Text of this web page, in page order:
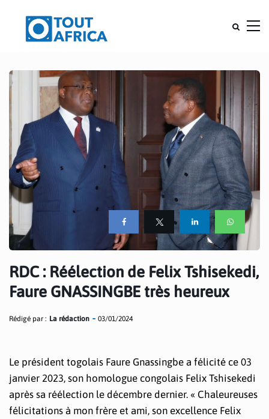
RDC : Réélection de Felix Tshisekedi,
Faure GNASSINGBE très heureux
Rédigé par : La rédaction 03/01/2024
Le président togolais Faure Gnassingbe a félicité ce 03
janvier 2023, son homologue congolais Felix Tshisekedi
après sa réélection le décembre dernier. « Chaleureuses
félicitations à mon frère et ami, son excellence Felix